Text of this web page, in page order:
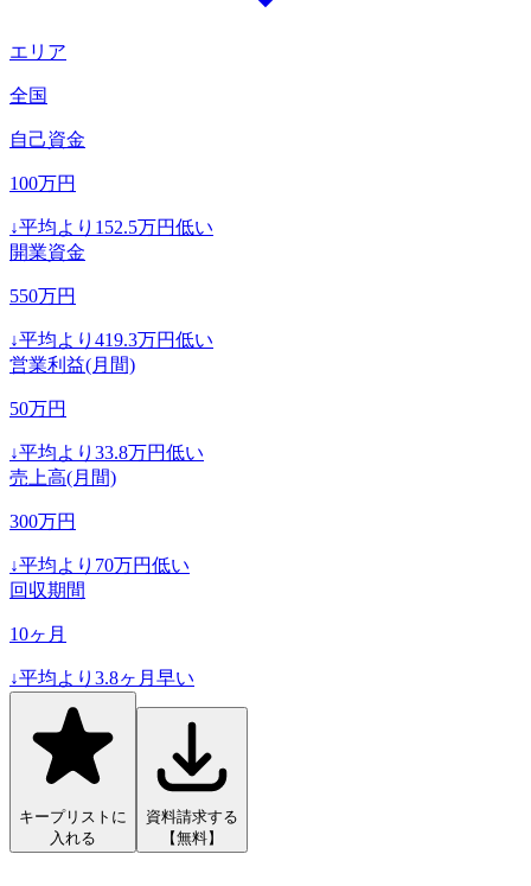
エリア
全国
自己資金
100万円
↓平均より 152.5万円低い
開業資金
550万円
↓平均より 419.3万円低い
営業利益(月間)
50万円
↓平均より 33.8万円低い
売上高(月間)
300万円
↓平均より 70万円低い
回収期間
10ヶ月
↓平均より 3.8ヶ月早い
キープリストに
入れる
資料請求する
【無料】